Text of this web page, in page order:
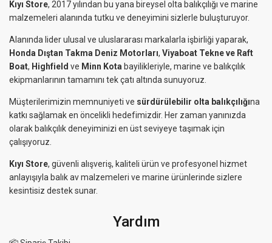
Kıyı Store, 2017 yılından bu yana bireysel olta balıkçılığı ve marine
malzemeleri alanında tutku ve deneyimini sizlerle buluşturuyor.
Alanında lider ulusal ve uluslararası markalarla işbirliği yaparak,
Honda Dıştan Takma Deniz Motorları, Viyaboat Tekne ve Raft
Boat, Highfield ve Minn Kota bayilikleriyle, marine ve balıkçılık
ekipmanlarının tamamını tek çatı altında sunuyoruz.
Müşterilerimizin memnuniyeti ve sürdürülebilir olta balıkçılığına
katkı sağlamak en öncelikli hedefimizdir. Her zaman yanınızda
olarak balıkçılık deneyiminizi en üst seviyeye taşımak için
çalışıyoruz.
Kıyı Store, güvenli alışveriş, kaliteli ürün ve profesyonel hizmet
anlayışıyla balık av malzemeleri ve marine ürünlerinde sizlere
kesintisiz destek sunar.
Yardım